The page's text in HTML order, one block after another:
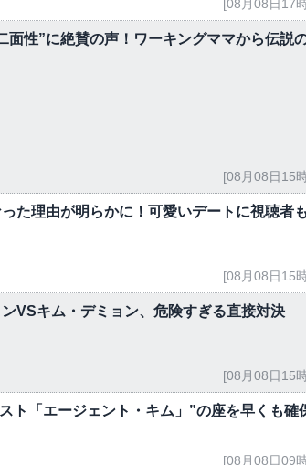
[08月08日17
面性”に絶賛の声！ワーキングママから伝説
[08月08日15
た理由が明らかに！可愛いデートに視聴者
[08月08日15
VSキム・デミョン、危険すぎる直接対決
[08月08日15
ト「エージェント・キム」”の座を早くも確
[08月08日09